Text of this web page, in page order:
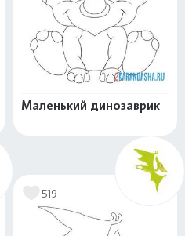
Маленький динозаврик
519